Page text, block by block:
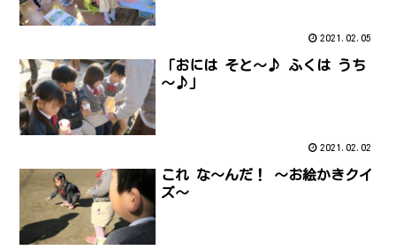
2021.02.05
「おには そと～♪ ふくは うち
～♪」
2021.02.02
これ な～んだ！ ～お絵かきクイ
ズ～